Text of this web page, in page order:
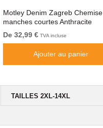
Motley Denim Zagreb Chemise
manches courtes Anthracite
De 32,99 € TVA incluse
Ajouter au panier
TAILLES 2XL-14XL